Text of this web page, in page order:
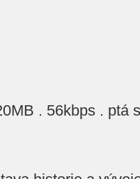
. 56kbps . ptá